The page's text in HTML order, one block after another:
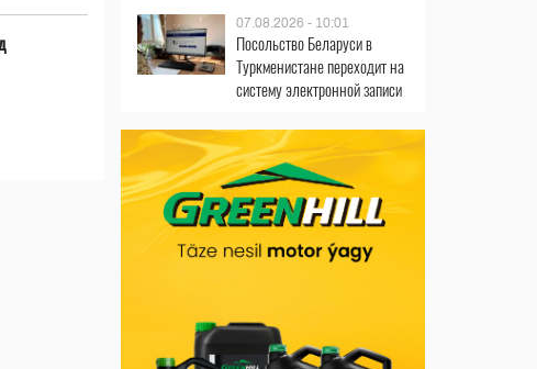
07.08.2026 - 10:01
Посольство Беларуси в
Туркменистане переходит на
систему электронной записи